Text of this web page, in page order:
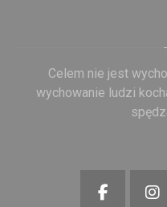
Celem nie jest
wychowanie ludzi